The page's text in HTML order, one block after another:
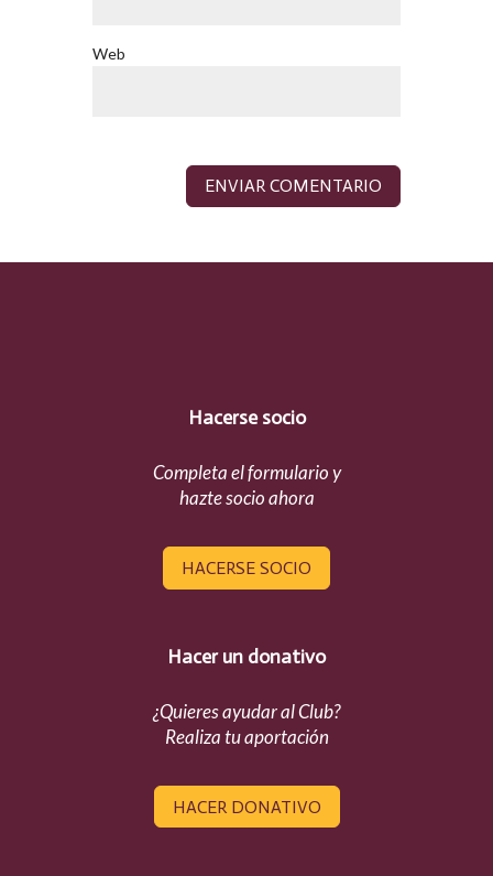
Web
Hacerse socio
Completa el formulario y
hazte socio ahora
HACERSE SOCIO
Hacer un donativo
¿Quieres ayudar al Club?
Realiza tu aportación
HACER DONATIVO